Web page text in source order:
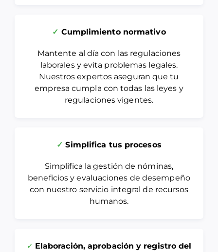
✓ Cumplimiento normativo
Mantente al día con las regulaciones
laborales y evita problemas legales.
Nuestros expertos aseguran que tu
empresa cumpla con todas las leyes y
regulaciones vigentes.
✓ Simplifica tus procesos
Simplifica la gestión de nóminas,
beneficios y evaluaciones de desempeño
con nuestro servicio integral de recursos
humanos.
✓ Elaboración, aprobación y registro del